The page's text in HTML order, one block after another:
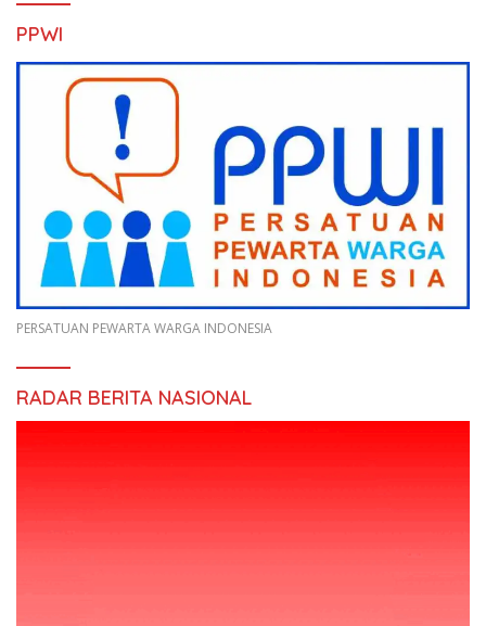
PPWI
PERSATUAN PEWARTA WARGA INDONESIA
RADAR BERITA NASIONAL